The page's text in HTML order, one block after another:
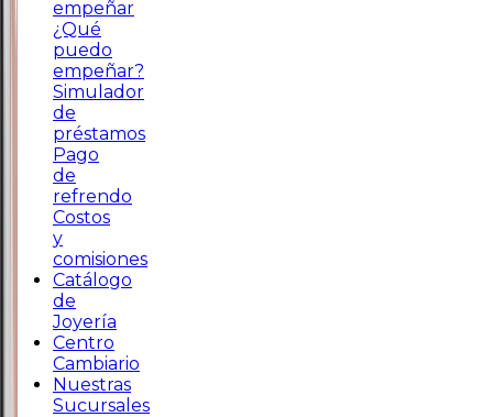
empeñar
¿Qué
puedo
empeñar?
Simulador
de
préstamos
Pago
de
refrendo
Costos
y
comisiones
Catálogo
de
Joyería
Centro
Cambiario
Nuestras
Sucursales